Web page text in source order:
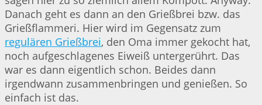
Danach geht es dann an den Grießbrei bzw. das
Grießflammeri. Hier wird im Gegensatz zum
regulären Grießbrei, den Oma immer gekocht hat,
noch aufgeschlagenes Eiweiß untergerührt. Das
war es dann eigentlich schon. Beides dann
irgendwann zusammenbringen und genießen. So
einfach ist das.